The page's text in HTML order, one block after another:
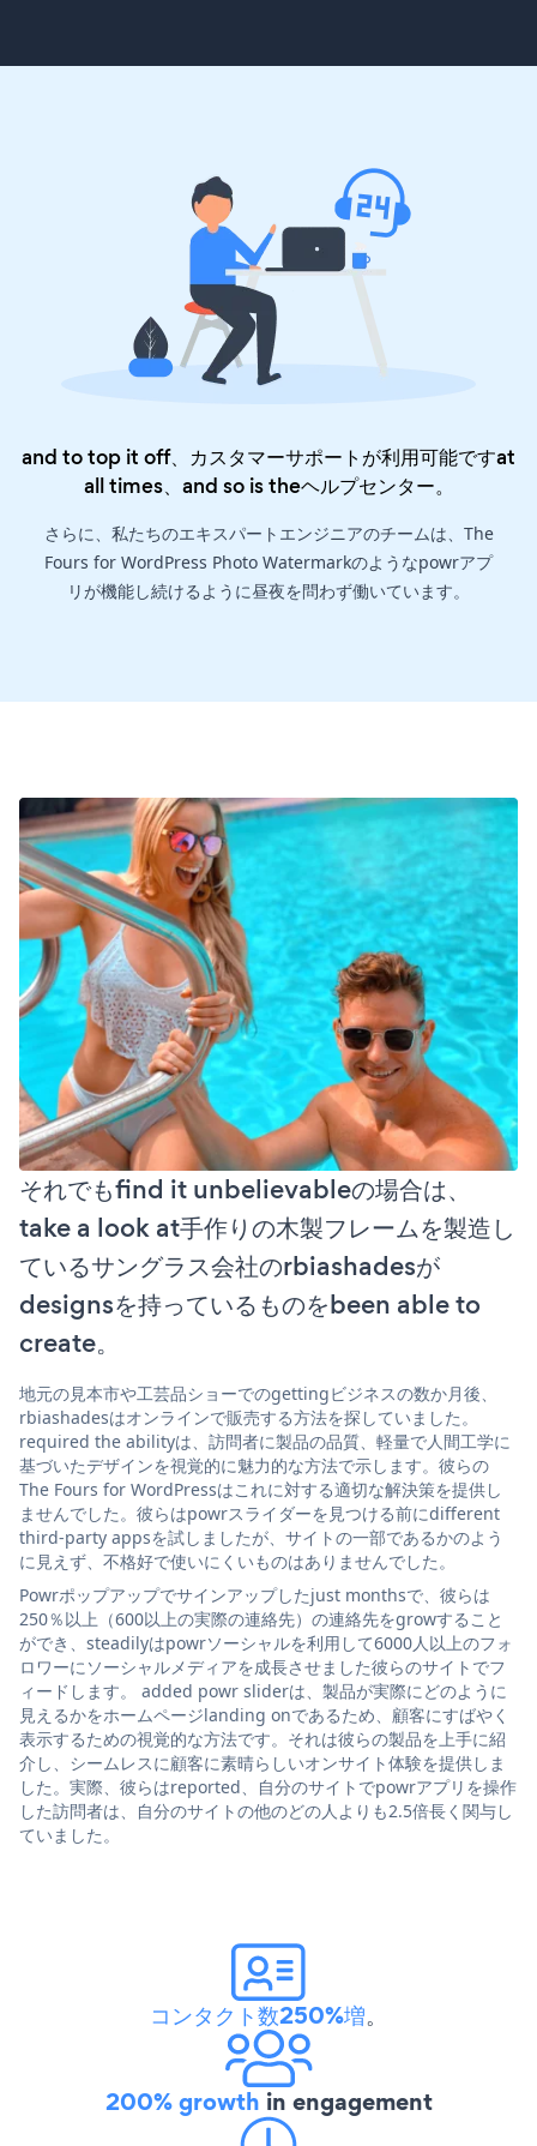
and to top it off、カスタマーサポートが利用可能ですat
all times、and so is theヘルプセンター。
さらに、私たちのエキスパートエンジニアのチームは、The
Fours for WordPress Photo Watermarkのようなpowrアプ
リが機能し続けるように昼夜を問わず働いています。
それでもfind it unbelievableの場合は、
take a look at手作りの木製フレームを製造し
ているサングラス会社のrbiashadesが
designsを持っているものをbeen able to
create。
地元の見本市や工芸品ショーでのgettingビジネスの数か月後、
rbiashadesはオンラインで販売する方法を探していました。
required the abilityは、訪問者に製品の品質、軽量で人間工学に
基づいたデザインを視覚的に魅力的な方法で示します。彼らの
The Fours for WordPressはこれに対する適切な解決策を提供し
ませんでした。彼らはpowrスライダーを見つける前にdifferent
third-party appsを試しましたが、サイトの一部であるかのよう
に見えず、不格好で使いにくいものはありませんでした。
Powrポップアップでサインアップしたjust monthsで、彼らは
250％以上（600以上の実際の連絡先）の連絡先をgrowすること
ができ、steadilyはpowrソーシャルを利用して6000人以上のフォ
ロワーにソーシャルメディアを成長させました彼らのサイトでフ
ィードします。 added powr sliderは、製品が実際にどのように
見えるかをホームページlanding onであるため、顧客にすばやく
表示するための視覚的な方法です。それは彼らの製品を上手に紹
介し、シームレスに顧客に素晴らしいオンサイト体験を提供しま
した。実際、彼らはreported、自分のサイトでpowrアプリを操作
した訪問者は、自分のサイトの他のどの人よりも2.5倍長く関与し
ていました。
コンタクト数250%増。
200% growth in engagement